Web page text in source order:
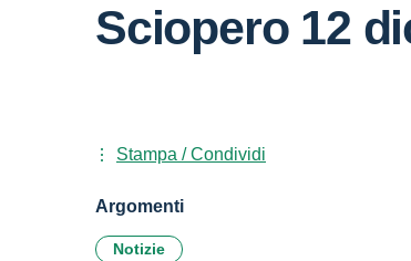
Sciopero 12
Stampa / Condividi
Argomenti
Notizie